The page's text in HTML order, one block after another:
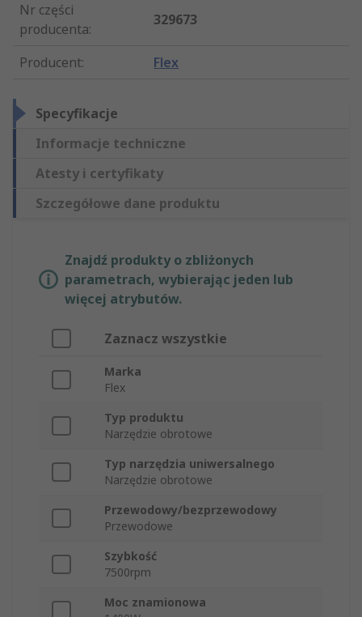
Nr części
producenta:
329673
Producent: Flex
Specyfikacje
Informacje techniczne
Atesty i certyfikaty
Szczegółowe dane produktu
Znajdź produkty o zbliżonych
parametrach, wybierając jeden lub
więcej atrybutów.
Zaznacz wszystkie
Marka
Flex
Typ produktu
Narzędzie obrotowe
Typ narzędzia uniwersalnego
Narzędzie obrotowe
Przewodowy/bezprzewodowy
Przewodowe
Szybkość
7500rpm
Moc znamionowa